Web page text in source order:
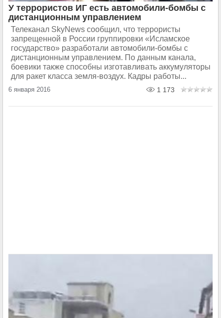
У террористов ИГ есть автомобили-бомбы с
дистанционным управлением
Телеканал SkyNews сообщил, что террористы
запрещенной в России группировки «Исламское
государство» разработали автомобили-бомбы с
дистанционным управлением. По данным канала,
боевики также способны изготавливать аккумуляторы
для ракет класса земля-воздух. Кадры работы...
6 января 2016 1 173